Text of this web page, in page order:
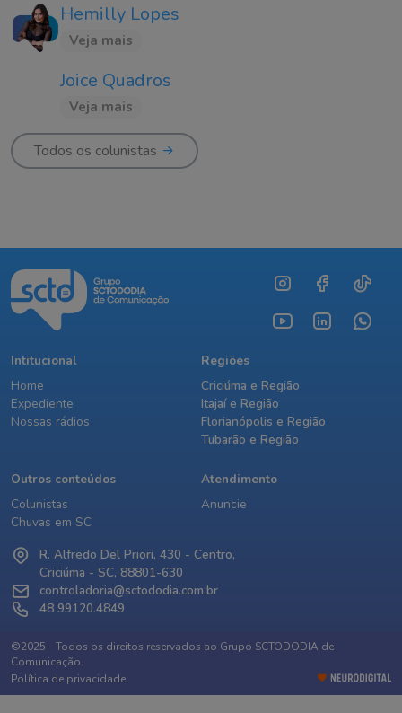
Hemilly Lopes
Veja mais
Joice Quadros
Veja mais
Todos os colunistas
Intitucional
Home
Expediente
Nossas rádios
Regiões
Criciúma e Região
Itajaí e Região
Florianópolis e Região
Tubarão e Região
Outros conteúdos
Colunistas
Chuvas em SC
Atendimento
Anuncie
R. Alfredo Del Priori, 430 - Centro,
Criciúma - SC, 88801-630
controladoria@sctododia.com.br
48 99120.4849
©2025 - Todos os direitos reservados ao Grupo SCTODODIA de
Comunicação.
Política de privacidade